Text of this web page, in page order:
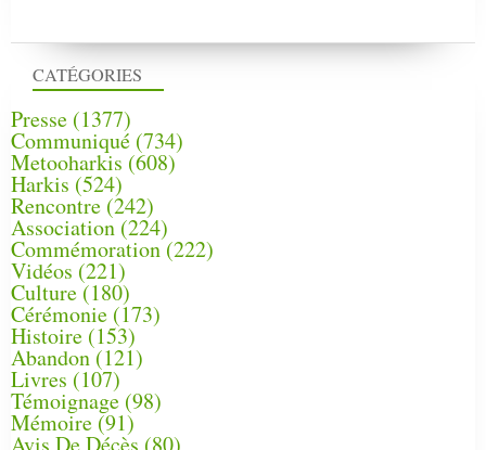
CATÉGORIES
Presse (1377)
Communiqué (734)
Metooharkis (608)
Harkis (524)
Rencontre (242)
Association (224)
Commémoration(222)
Vidéos (221)
Culture(180)
Cérémonie (173)
Histoire (153)
Abandon(121)
Livres (107)
Témoignage (98)
Mémoire (91)
Avis De Décès (80)